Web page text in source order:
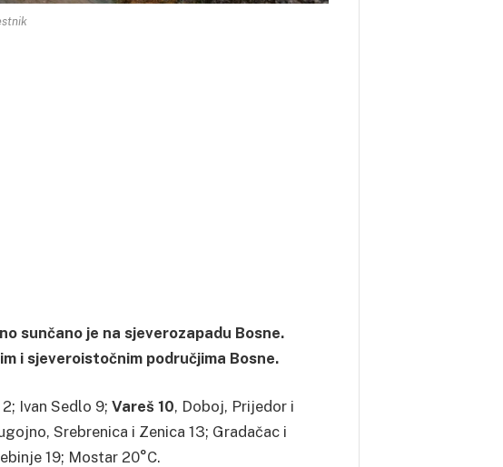
sunčano je na sjeverozapadu Bosne.
i sjeveroistočnim područjima Bosne.
Ivan Sedlo 9; Vareš 10, Doboj, Prijedor i
Srebrenica i Zenica 13; Gradačac i
19; Mostar 20°C.